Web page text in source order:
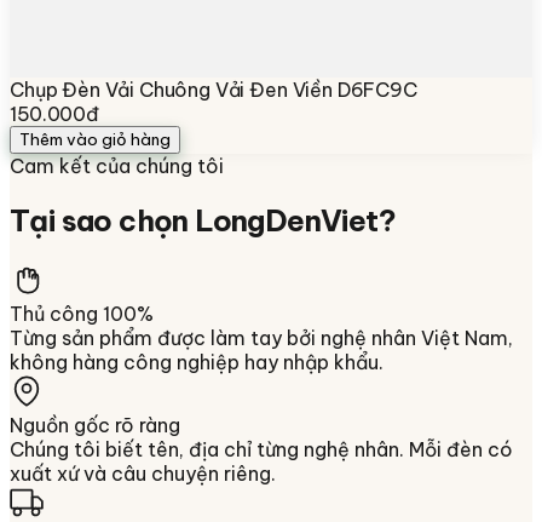
Chụp Đèn Vải Chuông Vải Đen Viền D6FC9C
150.000đ
Thêm vào giỏ hàng
Cam kết của chúng tôi
Tại sao chọn LongDenViet?
Thủ công 100%
Từng sản phẩm được làm tay bởi nghệ nhân Việt Nam,
không hàng công nghiệp hay nhập khẩu.
Nguồn gốc rõ ràng
Chúng tôi biết tên, địa chỉ từng nghệ nhân. Mỗi đèn có
xuất xứ và câu chuyện riêng.